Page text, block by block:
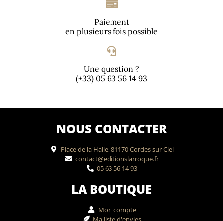
Paiement
en plusieurs fois possible
Une question ?
(+33) 05 63 56 14 93
NOUS CONTACTER
Place de la Halle, 81170 Cordes sur Ciel
contact@editionslarroque.fr
05 63 56 14 93
LA BOUTIQUE
Mon compte
Ma liste d'envies